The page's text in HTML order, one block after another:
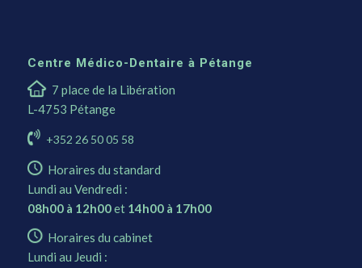
Centre Médico-Dentaire à Pétange
7 place de la Libération
L-4753 Pétange
+352 26 50 05 58
Horaires du standard
Lundi au Vendredi :
08h00 à 12h00et 14h00 à 17h00
Horaires du cabinet
Lundi au Jeudi :